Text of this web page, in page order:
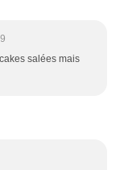
salées mais